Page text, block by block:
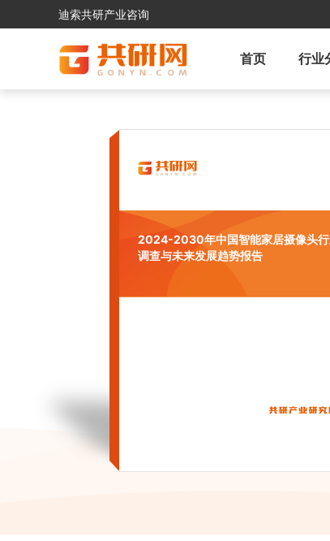
迪索共研产业咨询
首页 行业
2024-2030年中国智能家居摄像头
调查与未来发展趋势报告